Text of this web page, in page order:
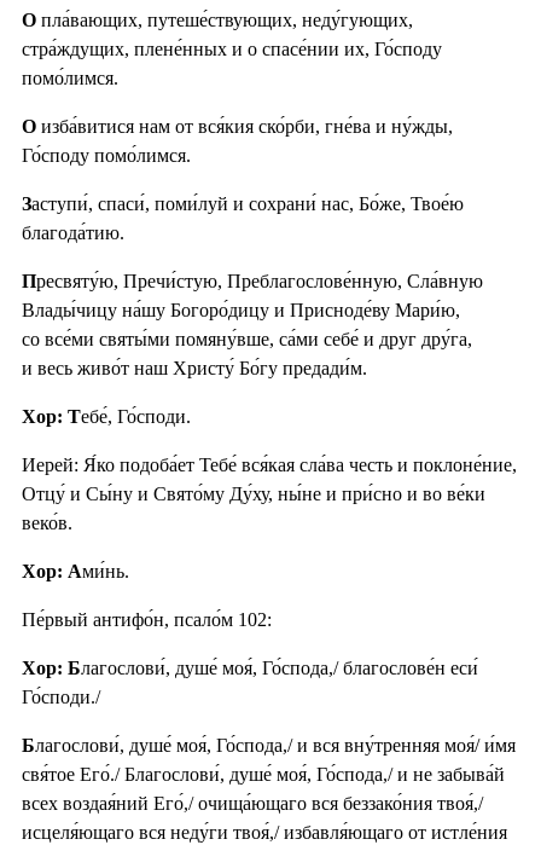
О пла́вающих, путеше́ствующих, неду́гующих,
стра́ждущих, плене́нных и о спасе́нии их, Го́споду
помо́лимся.
О изба́витися нам от вся́кия ско́рби, гне́ва и ну́жды,
Го́споду помо́лимся.
Заступи́, спаси́, поми́луй и сохрани́ нас, Бо́же, Твое́ю
благода́тию.
Пресвяту́ю, Пречи́стую, Преблагослове́нную, Сла́вную
Влады́чицу на́шу Богоро́дицу и Присноде́ву Мари́ю,
со все́ми святы́ми помяну́вше, са́ми себе́ и друг дру́га,
и весь живо́т наш Христу́ Бо́гу предади́м.
Хор: Тебе́, Го́споди.
Иерей: Я́ко подоба́ет Тебе́ вся́кая сла́ва честь и поклоне́ние,
Отцу́ и Сы́ну и Свято́му Ду́ху, ны́не и при́сно и во ве́ки
веко́в.
Хор: Ами́нь.
Пе́рвый антифо́н, псало́м 102:
Хор: Благослови́, душе́ моя́, Го́спода,/ благослове́н еси́
Го́споди./
Благослови́, душе́ моя́, Го́спода,/ и вся вну́тренняя моя́/ и́мя
свя́тое Его́./ Благослови́, душе́ моя́, Го́спода,/ и не забыва́й
всех воздая́ний Его́,/ очища́ющаго вся беззако́ния твоя́,/
исцеля́ющаго вся неду́ги твоя́,/ избавля́ющаго от истле́ния